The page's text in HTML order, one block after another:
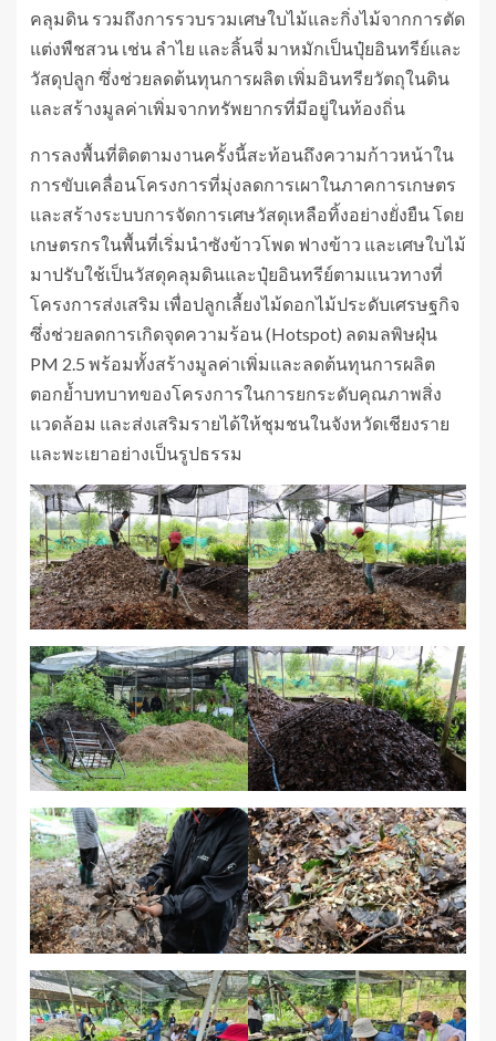
คลุมดิน รวมถึงการรวบรวมเศษใบไม้และกิ่งไม้จากการตัด
แต่งพืชสวน เช่น ลำไย และลิ้นจี่ มาหมักเป็นปุ๋ยอินทรีย์และ
วัสดุปลูก ซึ่งช่วยลดต้นทุนการผลิต เพิ่มอินทรียวัตถุในดิน
และสร้างมูลค่าเพิ่มจากทรัพยากรที่มีอยู่ในท้องถิ่น
การลงพื้นที่ติดตามงานครั้งนี้สะท้อนถึงความก้าวหน้าใน
การขับเคลื่อนโครงการที่มุ่งลดการเผาในภาคการเกษตร
และสร้างระบบการจัดการเศษวัสดุเหลือทิ้งอย่างยั่งยืน โดย
เกษตรกรในพื้นที่เริ่มนำซังข้าวโพด ฟางข้าว และเศษใบไม้
มาปรับใช้เป็นวัสดุคลุมดินและปุ๋ยอินทรีย์ตามแนวทางที่
โครงการส่งเสริม เพื่อปลูกเลี้ยงไม้ดอกไม้ประดับเศรษฐกิจ
ซึ่งช่วยลดการเกิดจุดความร้อน (Hotspot) ลดมลพิษฝุ่น
PM 2.5 พร้อมทั้งสร้างมูลค่าเพิ่มและลดต้นทุนการผลิต
ตอกย้ำบทบาทของโครงการในการยกระดับคุณภาพสิ่ง
แวดล้อม และส่งเสริมรายได้ให้ชุมชนในจังหวัดเชียงราย
และพะเยาอย่างเป็นรูปธรรม